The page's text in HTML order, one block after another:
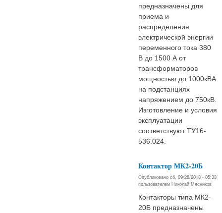
предназначены для
приема и
распределения
электрической энергии
переменно­го тока 380
В до 1500 А от
трансформаторов
мощностью до 1000кВА
на подстанциях
напряжением до 750кВ.
Изготовление и условия
эксплуатации
соответствуют ТУ16-
536.024.
Контактор МК2-20Б
Опубликовано сб, 09/28/2013 - 05:33
пользователем Николай Мясников
Контакторы типа МК2-
20Б предназначены